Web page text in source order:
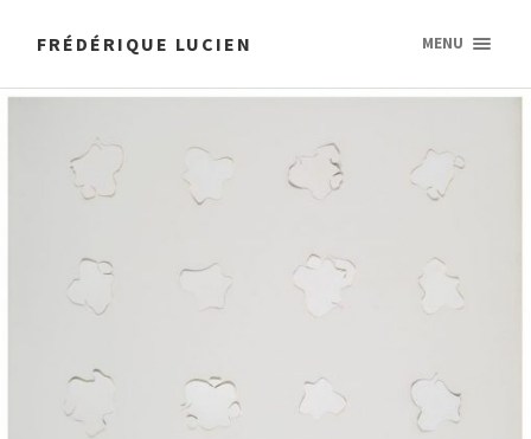
FRÉDÉRIQUE LUCIEN MENU